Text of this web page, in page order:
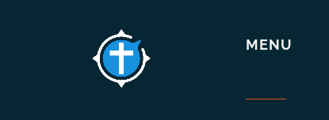
MENU